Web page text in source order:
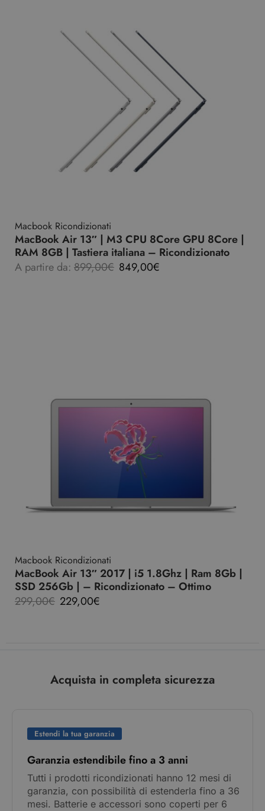
Macbook Ricondizionati
MacBook Air 13″ | M3 CPU 8Core GPU 8Core |
RAM 8GB | Tastiera italiana – Ricondizionato
A partire da: 899,00€ 849,00€
Macbook Ricondizionati
MacBook Air 13″ 2017 | i5 1.8Ghz | Ram 8Gb |
SSD 256Gb | – Ricondizionato – Ottimo
299,00€ 229,00€
Acquista in completa sicurezza
Estendi la tua garanzia
Garanzia estendibile fino a 3 anni
Tutti i prodotti ricondizionati hanno 12 mesi di
garanzia, con possibilità di estenderla fino a 36
mesi. Batterie e accessori sono coperti per 6